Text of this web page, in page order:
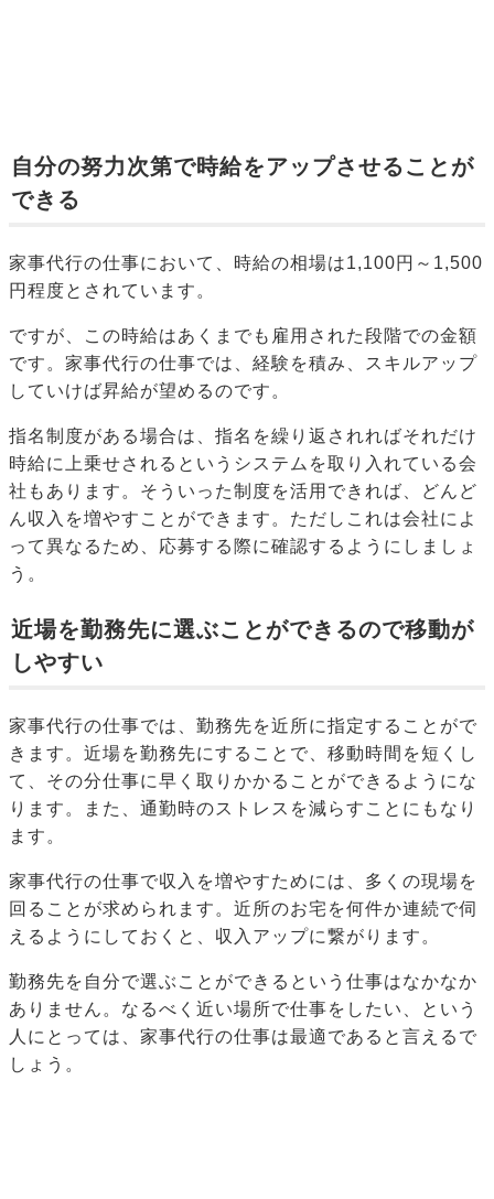
自分の努力次第で時給をアップさせることが
できる
家事代行の仕事において、時給の相場は1,100円～1,500
円程度とされています。
ですが、この時給はあくまでも雇用された段階での金額
です。家事代行の仕事では、経験を積み、スキルアップ
していけば昇給が望めるのです。
指名制度がある場合は、指名を繰り返されればそれだけ
時給に上乗せされるというシステムを取り入れている会
社もあります。そういった制度を活用できれば、どんど
ん収入を増やすことができます。ただしこれは会社によ
って異なるため、応募する際に確認するようにしましょ
う。
近場を勤務先に選ぶことができるので移動が
しやすい
家事代行の仕事では、勤務先を近所に指定することがで
きます。近場を勤務先にすることで、移動時間を短くし
て、その分仕事に早く取りかかることができるようにな
ります。また、通勤時のストレスを減らすことにもなり
ます。
家事代行の仕事で収入を増やすためには、多くの現場を
回ることが求められます。近所のお宅を何件か連続で伺
えるようにしておくと、収入アップに繋がります。
勤務先を自分で選ぶことができるという仕事はなかなか
ありません。なるべく近い場所で仕事をしたい、という
人にとっては、家事代行の仕事は最適であると言えるで
しょう。